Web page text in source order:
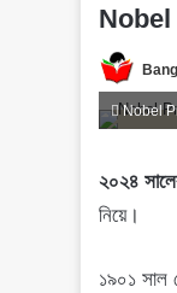
Nobel
Nobel
২০২৪
নিয়ে।
১৯০১ সাল